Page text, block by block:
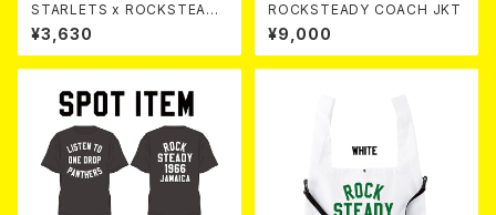
STARLETS x ROCKSTEADY
Mini Charm
¥3,630
ROCKSTEADY COACH JKT
¥9,000